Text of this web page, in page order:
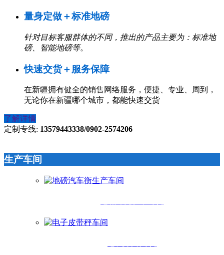
量身定做＋标准地磅
针对目标客服群体的不同，推出的产品主要为：标准地
磅、智能地磅等。
快速交货＋服务保障
在新疆拥有健全的销售网络服务，便捷、专业、周到，
无论你在新疆哪个城市，都能快速交货
了解详情
定制专线: 13579443338/0902-2574206
生产车间